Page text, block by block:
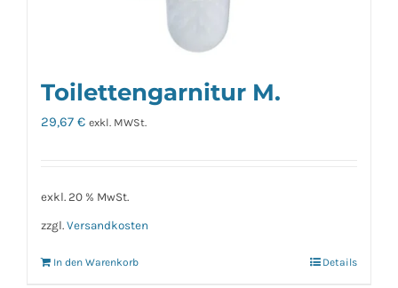
Toilettengarnitur M.
29,67 € exkl. MWSt.
exkl. 20 % MwSt.
zzgl. Versandkosten
In den Warenkorb Details